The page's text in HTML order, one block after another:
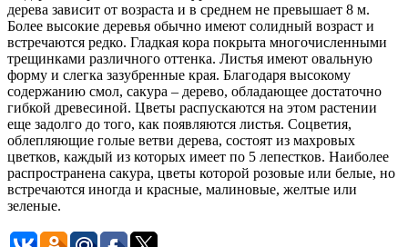
дерева зависит от возраста и в среднем не превышает 8 м.
Более высокие деревья обычно имеют солидный возраст и
встречаются редко. Гладкая кора покрыта многочисленными
трещинками различного оттенка. Листья имеют овальную
форму и слегка зазубренные края. Благодаря высокому
содержанию смол, сакура – дерево, обладающее достаточно
гибкой древесиной. Цветы распускаются на этом растении
еще задолго до того, как появляются листья. Соцветия,
облепляющие голые ветви дерева, состоят из махровых
цветков, каждый из которых имеет по 5 лепестков. Наиболее
распространена сакура, цветы которой розовые или белые, но
встречаются иногда и красные, малиновые, желтые или
зеленые.